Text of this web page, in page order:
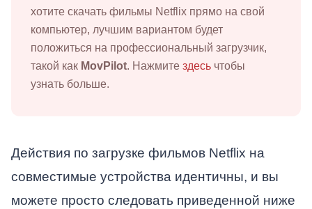
хотите скачать фильмы Netflix прямо на свой
компьютер, лучшим вариантом будет
положиться на профессиональный загрузчик,
такой как MovPilot. Нажмитездесь чтобы
узнать больше.
Действия по загрузке фильмов Netflix на
совместимые устройства идентичны, и вы
можете просто следовать приведенной ниже